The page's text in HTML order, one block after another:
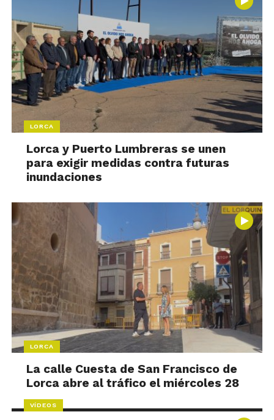
LORCA
Lorca y Puerto Lumbreras se unen
para exigir medidas contra futuras
inundaciones
LORCA
La calle Cuesta de San Francisco de
Lorca abre al tráfico el miércoles 28
VÍDEOS